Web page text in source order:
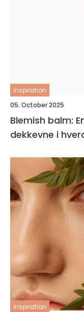
inspiration
05. October 2025
Blemish balm:
dekkevne i
inspiration